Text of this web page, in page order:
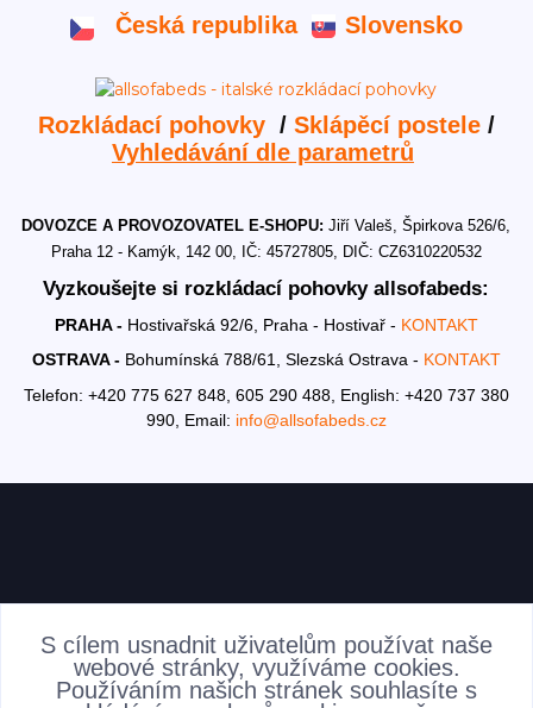
Česká republika Slovensko
Rozkládací pohovky / Sklápěcí postele/
Vyhledávání dle parametrů
DOVOZCE A PROVOZOVATEL E-SHOPU:Jiří Valeš, Špirkova 526/6,
Praha 12 - Kamýk, 142 00, IČ: 45727805, DIČ: CZ6310220532
Vyzkoušejte si rozkládací pohovky allsofabeds:
PRAHA - Hostivařská 92/6, Praha - Hostivař - KONTAKT
OSTRAVA - Bohumínská 788/61, Slezská Ostrava - KONTAKT
Telefon: +420 775 627 848, 605 290 488, English: +420 737 380
990, Email: info@allsofabeds.cz
AKTUALITY
S cílem usnadnit uživatelům používat naše
webové stránky, využíváme cookies.
Používáním našich stránek souhlasíte s